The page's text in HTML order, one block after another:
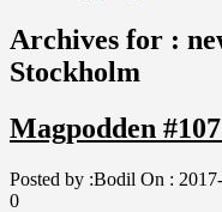
Archives for :
Stockholm
Magpodden
Posted by :Bodil On :
0